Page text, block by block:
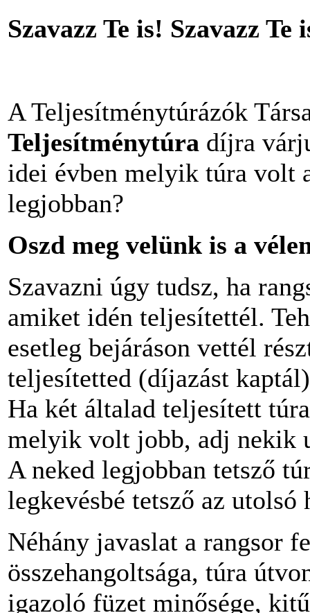
Szavazz Te is! Szavazz Te
A Teljesítménytúrázók
Teljesítménytúra díjra
idei évben melyik túra volt
legjobban?
Oszd meg velünk is a
Szavazni úgy tudsz, ha
amiket idén teljesítettél.
esetleg bejáráson vettél
teljesítetted (díjazást
Ha két általad teljesített
melyik volt jobb, adj nekik
A neked legjobban tetsző
legkevésbé tetsző az
Néhány javaslat a rangsor
összehangoltsága, túra
igazoló füzet minősége,